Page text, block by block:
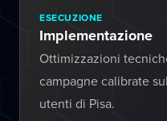
ESECUZIONE
Implementazione
Ottimizzazioni
campagne calibrate
utenti di Pisa.